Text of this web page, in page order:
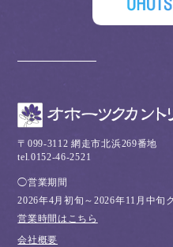
〒099-3112 網走市北浜269番地
tel.0152-46-2521
◯営業期間
2026年4月初旬～2026年11月中旬
営業時間はこちら
会社概要